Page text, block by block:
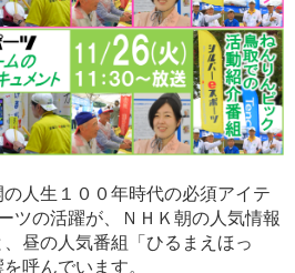
人生１００年時代の必須アイテ
ツの活躍が、ＮＨＫ朝の人気情報
昼の人気番組「ひるまえほっ
呼んでいます。